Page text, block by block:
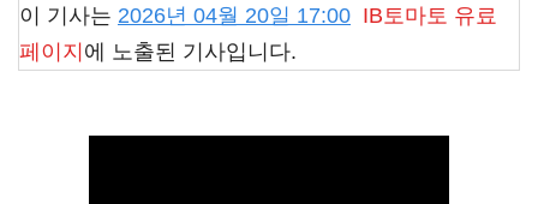
이 기사는 2026년 04월 20일 17:00 IB토마토 유료
페이지 에 노출된 기사입니다.